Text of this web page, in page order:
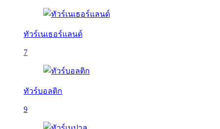
ทัวร์เนเธอร์แลนด์
7
ทัวร์บอลติก
9